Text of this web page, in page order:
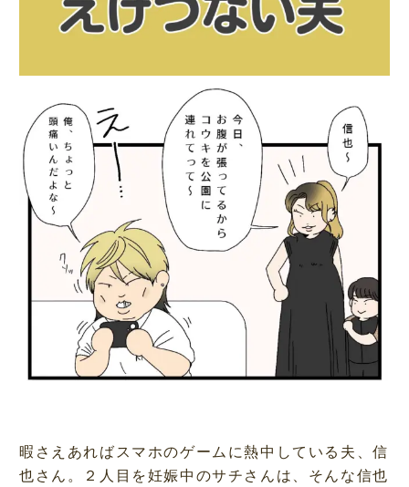
暇さえあればスマホのゲームに熱中している夫、信
也さん。２人目を妊娠中のサチさんは、そんな信也